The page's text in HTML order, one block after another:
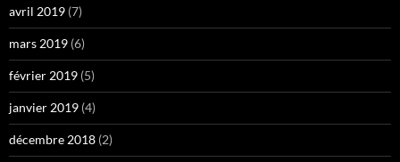
avril 2019 (7)
mars 2019 (6)
février 2019 (5)
janvier 2019 (4)
décembre 2018 (2)